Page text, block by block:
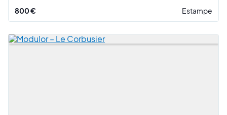
800 € Estampe